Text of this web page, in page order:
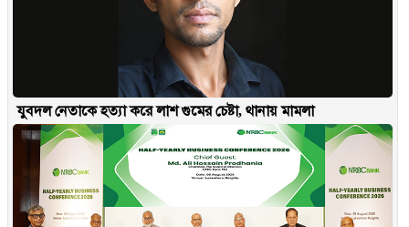
যুবদল নেতাকে হত্যা করে লাশ গুমের চেষ্টা, থানায় মামলা